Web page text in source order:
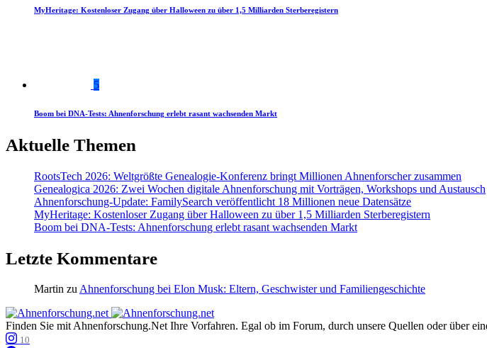
MyHeritage: Kostenloser Zugang über Halloween zu über 1,5 Milliarden Sterberegistern
5
Boom bei DNA-Tests: Ahnenforschung erlebt rasant wachsenden Markt
Aktuelle Themen
RootsTech 2026: Weltgrößte Genealogie-Konferenz bringt Millionen Ahnenforscher zusammen
Genealogica 2026: Zwei Wochen digitale Ahnenforschung mit Vorträgen, Workshops und Austausch
Ahnenforschung-Update: FamilySearch veröffentlicht 18 Millionen neue Datensätze
MyHeritage: Kostenloser Zugang über Halloween zu über 1,5 Milliarden Sterberegistern
Boom bei DNA-Tests: Ahnenforschung erlebt rasant wachsenden Markt
Letzte Kommentare
Martin zuAhnenforschung bei Elon Musk: Eltern, Geschwister und Familiengeschichte
Finden Sie mit Ahnenforschung.Net Ihre Vorfahren. Egal ob im Forum, durch unsere Quellen oder über
10